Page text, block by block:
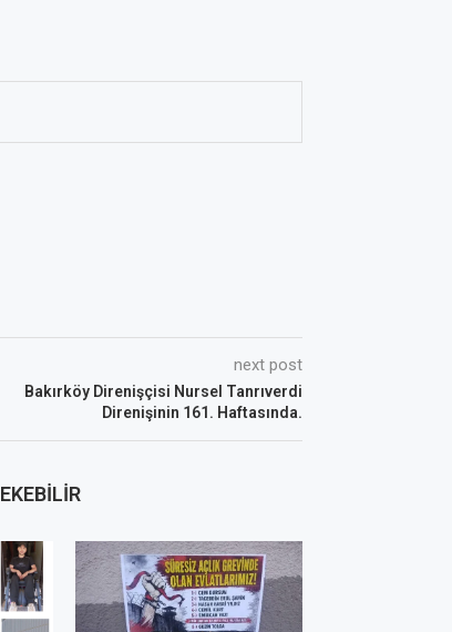
next post
Bakırköy Direnişçisi Nursel Tanrıverdi
Direnişinin 161. Haftasında.